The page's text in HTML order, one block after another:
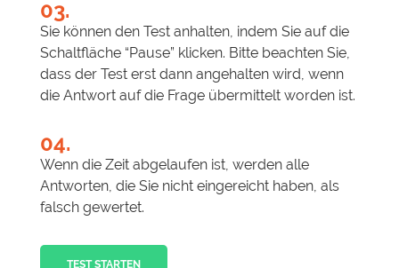
03.
Sie können den Test anhalten, indem Sie auf die
Schaltfläche “Pause” klicken. Bitte beachten Sie,
dass der Test erst dann angehalten wird, wenn
die Antwort auf die Frage übermittelt worden ist.
04.
Wenn die Zeit abgelaufen ist, werden alle
Antworten, die Sie nicht eingereicht haben, als
falsch gewertet.
TEST STARTEN